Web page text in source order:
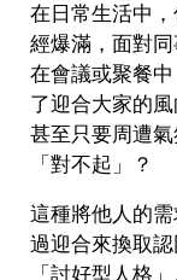
在日常生活中
經爆滿，面對
在會議或聚餐
了迎合大家的風
甚至只要周遭
「對不起」？
這種將他人的
過迎合來換取
「討好型人格」